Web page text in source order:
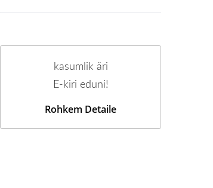
kasumlik äri
E-kiri eduni!
Rohkem Detaile